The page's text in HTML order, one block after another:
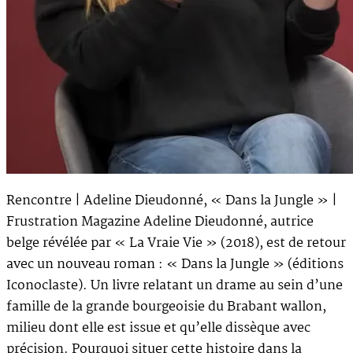
Rencontre | Adeline Dieudonné, « Dans la Jungle » |
Frustration Magazine Adeline Dieudonné, autrice
belge révélée par « La Vraie Vie » (2018), est de retour
avec un nouveau roman : « Dans la Jungle » (éditions
Iconoclaste). Un livre relatant un drame au sein d’une
famille de la grande bourgeoisie du Brabant wallon,
milieu dont elle est issue et qu’elle dissèque avec